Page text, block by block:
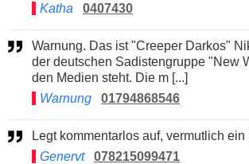
Katha
0407430
Warnung. Das ist "Creeper Darkos" Nikolas Hamm aus
der deutschen Sadistengruppe "New
den Medien steht. Die m [...]
Warnung
01794868546
Legt kommentarlos auf, vermutlich
Genervt
078215099471